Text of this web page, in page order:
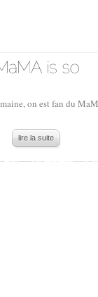
on est fan du
lire la suite